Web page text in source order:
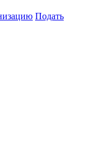
Подать